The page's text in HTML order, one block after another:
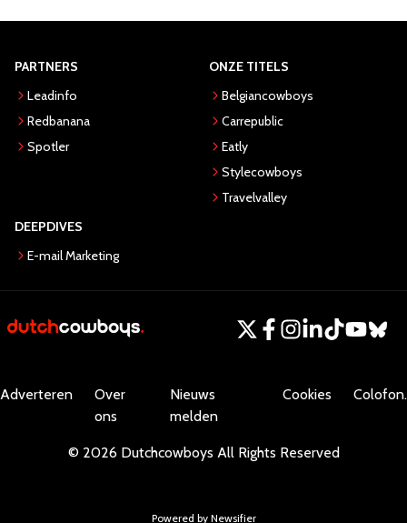
PARTNERS
Leadinfo
Redbanana
Spotler
ONZE TITELS
Belgiancowboys
Carrepublic
Eatly
Stylecowboys
Travelvalley
DEEPDIVES
E-mail Marketing
Adverteren
Over
ons
Nieuws
melden
Cookies Colofon.
© 2026 Dutchcowboys All Rights Reserved
Powered by Newsifier